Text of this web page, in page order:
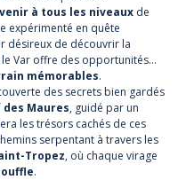
à tous les niveaux de
expérimenté en quête
désireux de découvrir la
Var offre des opportunités
mémorables.
des secrets bien gardés
Maures, guidé par un
les trésors cachés de ces
serpentant à travers les
Tropez, où chaque virage
.